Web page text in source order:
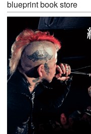
blueprint book store